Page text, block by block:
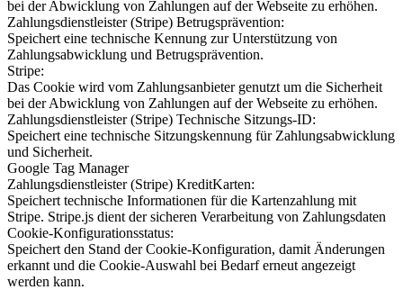
bei der Abwicklung von Zahlungen auf der Webseite zu erhöhen.
Zahlungsdienstleister (Stripe) Betrugsprävention:
Speichert eine technische Kennung zur Unterstützung von
Zahlungsabwicklung und Betrugsprävention.
Stripe:
Das Cookie wird vom Zahlungsanbieter genutzt um die Sicherheit
bei der Abwicklung von Zahlungen auf der Webseite zu erhöhen.
Zahlungsdienstleister (Stripe) Technische Sitzungs-ID:
Speichert eine technische Sitzungskennung für Zahlungsabwicklung
und Sicherheit.
Google Tag Manager
Zahlungsdienstleister (Stripe) KreditKarten:
Speichert technische Informationen für die Kartenzahlung mit
Stripe. Stripe.js dient der sicheren Verarbeitung von Zahlungsdaten
Cookie-Konfigurationsstatus:
Speichert den Stand der Cookie-Konfiguration, damit Änderungen
erkannt und die Cookie-Auswahl bei Bedarf erneut angezeigt
werden kann.